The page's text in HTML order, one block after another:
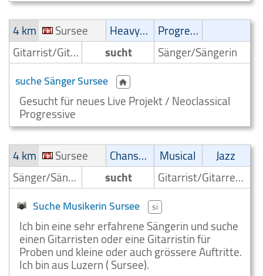
4 km
Sursee Heavy-Metal
Progressive
Gitarrist/Gitarrenspieler
sucht Sänger/Sängerin
suche Sänger Sursee
Gesucht für neues Live Projekt / Neoclassical
Progressive
4 km
Sursee Chanson Musical
Jazz
Sänger/Sängerin
sucht Gitarrist/Gitarrenspieler
Suche Musikerin Sursee si
Ich bin eine sehr erfahrene Sängerin und suche
einen Gitarristen oder eine Gitarristin für
Proben und kleine oder auch grössere Auftritte.
Ich bin aus Luzern ( Sursee).